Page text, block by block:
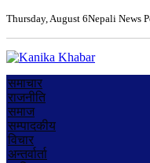
Thursday, August 6Nepali News
समाचार
राजनीति
समाज
सम्पादकीय
विचार
अन्तर्वार्ता